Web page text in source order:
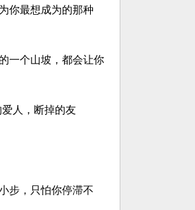
你最想成为的那种
一个山坡，都会让你
人，断掉的友
步，只怕你停滞不